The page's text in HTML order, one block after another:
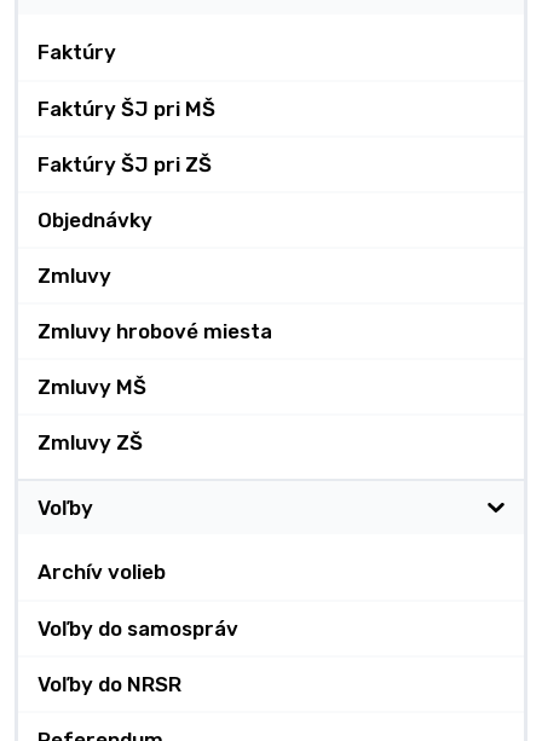
Faktúry
Faktúry ŠJ pri MŠ
Faktúry ŠJ pri ZŠ
Objednávky
Zmluvy
Zmluvy hrobové miesta
Zmluvy MŠ
Zmluvy ZŠ
Voľby
Archív volieb
Voľby do samospráv
Voľby do NRSR